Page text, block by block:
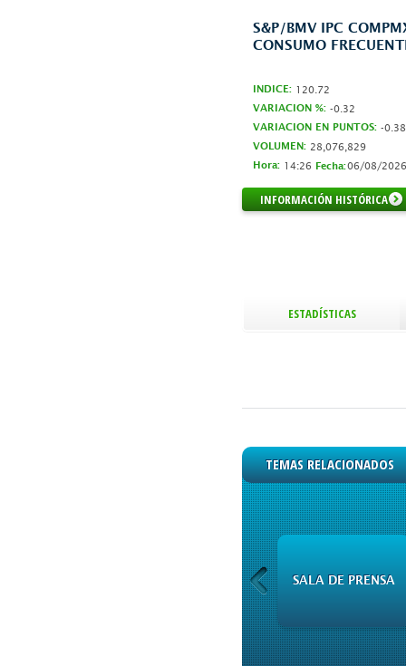
S&P/BMV IPC
CONSUMO
INDICE: 120.72
VARIACION %: -0.32
VARIACION EN PUNTOS: -0.38
VOLUMEN: 28,076,829
Hora: 14:26 Fecha:06/08/2026
INFORMACIÓN HISTÓRICA
ESTADÍSTICAS
TEMAS RELACIONADOS
SALA DE PRENSA